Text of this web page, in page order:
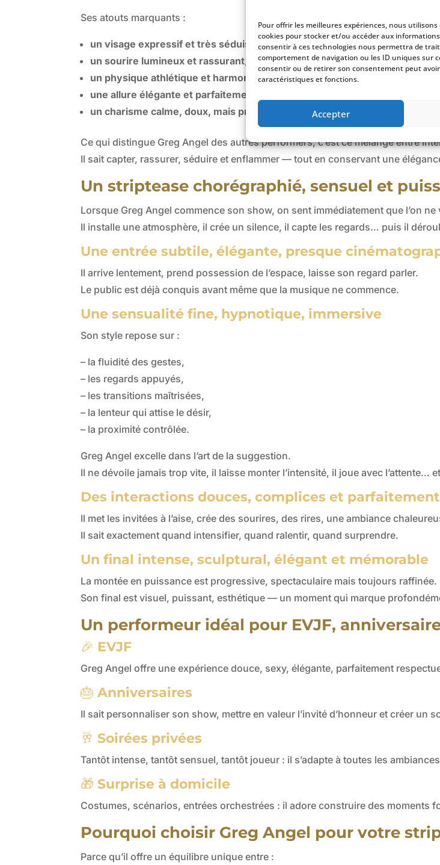
Pour offrir les meilleures expériences, nous
cookies pour stocker et/ou accéder aux
consentir à ces technologies nous permettra de
comportement de navigation ou les ID uniques sur
consentir ou de retirer son consentement peut
caractéristiques et fonctions.
Accepter
Ses atouts marquants :
un visage expressif et très séduisant,
un sourire lumineux et rassurant,
un physique athlétique et harmonieux,
une allure élégante et parfaitement contrôlée
un charisme calme, doux, mais profondément captivant
Ce qui distingue Greg Angel des autres performers, c’est ce mélange entre
Il sait capter, rassurer, séduire et enflammer — tout en conservant une
Un striptease chorégraphié, sensuel et
Lorsque Greg Angel commence son show, on sent immédiatement que l’on
Il installe une atmosphère, il crée un silence, il capte les regards… puis il
Une entrée subtile, élégante, presque
Il arrive lentement, prend possession de l’espace, laisse son regard parler.
Le public est déjà conquis avant même que la musique ne commence.
Une sensualité fine, hypnotique, immersive
Son style repose sur :
– la fluidité des gestes,
– les regards appuyés,
– les transitions maîtrisées,
– la lenteur qui attise le désir,
– la proximité contrôlée.
Greg Angel excelle dans l’art de la suggestion.
Il ne dévoile jamais trop vite, il laisse monter l’intensité, il joue avec l’attente…
Des interactions douces, complices et
Il met les invitées à l’aise, crée des sourires, des rires, une ambiance
Il sait exactement quand intensifier, quand ralentir, quand surprendre.
Un final intense, sculptural, élégant et mémorable
La montée en puissance est progressive, spectaculaire mais toujours raffinée.
Son final est visuel, puissant, esthétique — un moment qui marque
Un performeur idéal pour EVJF,
🎉 EVJF
Greg Angel offre une expérience douce, sexy, élégante, parfaitement
🎂Anniversaires
Il sait personnaliser son show, mettre en valeur l’invité d’honneur et créer un
🥂Soirées privées
Tantôt intense, tantôt sensuel, tantôt joueur : il s’adapte à toutes les
🎁Surprise à domicile
Costumes, scénarios, entrées orchestrées : il adore construire des moments
Pourquoi choisir Greg Angel pour votre
Parce qu’il offre un équilibre unique entre :